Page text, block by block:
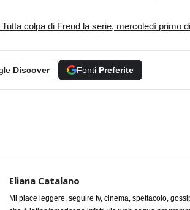
colpa di Freud la serie, mercoledì primo
Discover Fonti Preferite
Eliana Catalano
Mi piace leggere, seguire tv, cinema, spettacolo,